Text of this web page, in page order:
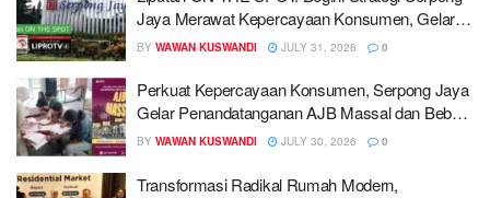
Jaya Merawat Kepercayaan Konsumen, Gelar
AJB Massal
BY WAWAN KUSWANDI JULY 31, 2026 0
Perkuat Kepercayaan Konsumen, Serpong Jaya
Gelar Penandatanganan AJB Massal dan Bebas
Biaya Sertifikat
BY WAWAN KUSWANDI JULY 30, 2026 0
Transformasi Radikal Rumah Modern,